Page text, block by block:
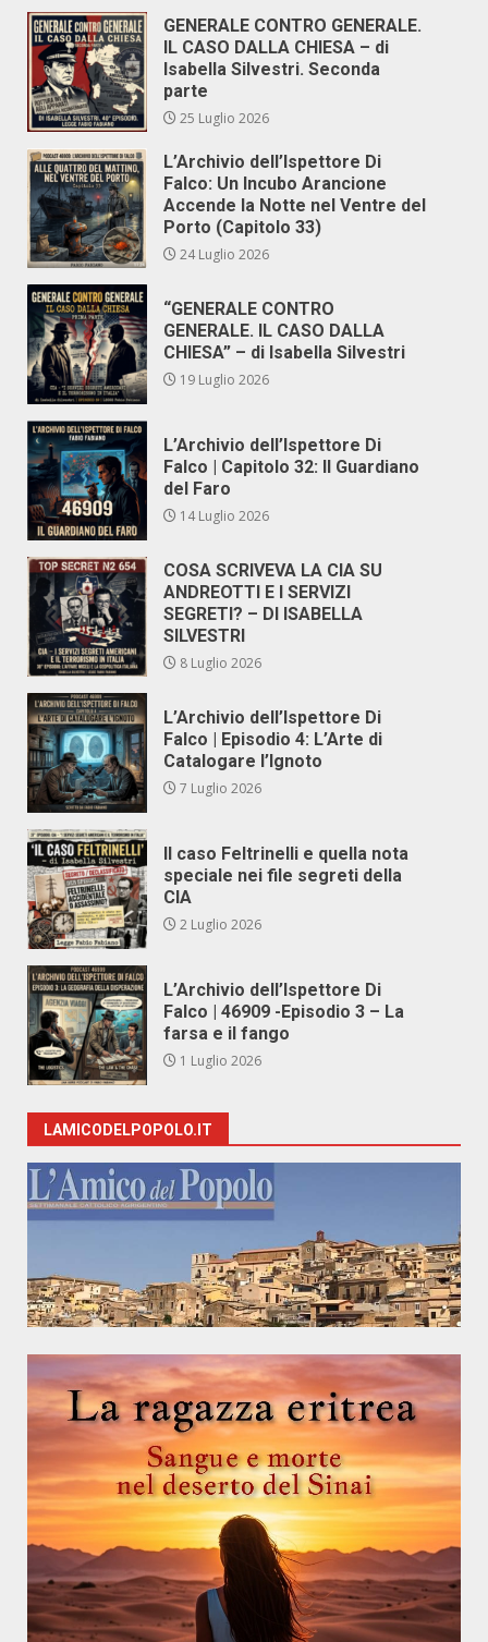
GENERALE CONTRO GENERALE.
IL CASO DALLA CHIESA – di
Isabella Silvestri. Seconda
parte
25 Luglio 2026
L’Archivio dell’Ispettore Di
Falco: Un Incubo Arancione
Accende la Notte nel Ventre del
Porto (Capitolo 33)
24 Luglio 2026
“GENERALE CONTRO
GENERALE. IL CASO DALLA
CHIESA” – di Isabella Silvestri
19 Luglio 2026
L’Archivio dell’Ispettore Di
Falco | Capitolo 32: Il Guardiano
del Faro
14 Luglio 2026
COSA SCRIVEVA LA CIA SU
ANDREOTTI E I SERVIZI
SEGRETI? – DI ISABELLA
SILVESTRI
8 Luglio 2026
L’Archivio dell’Ispettore Di
Falco | Episodio 4: L’Arte di
Catalogare l’Ignoto
7 Luglio 2026
Il caso Feltrinelli e quella nota
speciale nei file segreti della
CIA
2 Luglio 2026
L’Archivio dell’Ispettore Di
Falco | 46909 -Episodio 3 – La
farsa e il fango
1 Luglio 2026
LAMICODELPOPOLO.IT